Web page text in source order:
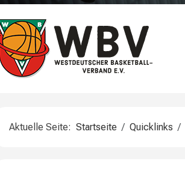
Aktuelle Seite: Startseite Quicklinks